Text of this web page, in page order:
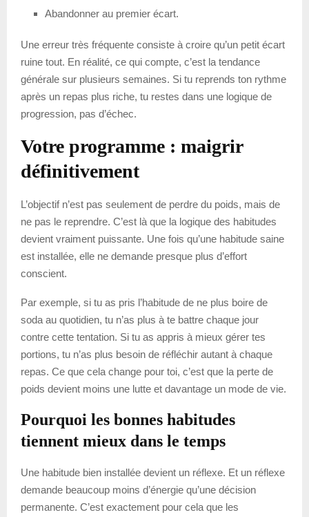
Abandonner au premier écart.
Une erreur très fréquente consiste à croire qu’un petit écart
ruine tout. En réalité, ce qui compte, c’est la tendance
générale sur plusieurs semaines. Si tu reprends ton rythme
après un repas plus riche, tu restes dans une logique de
progression, pas d’échec.
Votre programme : maigrir
définitivement
L’objectif n’est pas seulement de perdre du poids, mais de
ne pas le reprendre. C’est là que la logique des habitudes
devient vraiment puissante. Une fois qu’une habitude saine
est installée, elle ne demande presque plus d’effort
conscient.
Par exemple, si tu as pris l’habitude de ne plus boire de
soda au quotidien, tu n’as plus à te battre chaque jour
contre cette tentation. Si tu as appris à mieux gérer tes
portions, tu n’as plus besoin de réfléchir autant à chaque
repas. Ce que cela change pour toi, c’est que la perte de
poids devient moins une lutte et davantage un mode de vie.
Pourquoi les bonnes habitudes
tiennent mieux dans le temps
Une habitude bien installée devient un réflexe. Et un réflexe
demande beaucoup moins d’énergie qu’une décision
permanente. C’est exactement pour cela que les